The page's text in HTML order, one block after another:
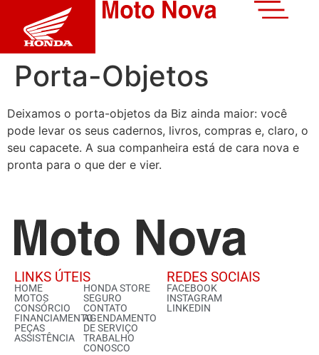
Porta-Objetos
Deixamos o porta-objetos da Biz ainda maior: você
pode levar os seus cadernos, livros, compras e, claro, o
seu capacete. A sua companheira está de cara nova e
pronta para o que der e vier.
LINKS ÚTEIS
HOME
MOTOS
CONSÓRCIO
FINANCIAMENTO
PEÇAS
ASSISTÊNCIA
HONDA STORE
SEGURO
CONTATO
AGENDAMENTO
DE SERVIÇO
TRABALHO
CONOSCO
REDES SOCIAIS
FACEBOOK
INSTAGRAM
LINKEDIN